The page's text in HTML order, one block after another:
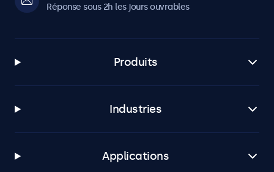
Réponse sous 2h les jours ouvrables
Produits
Industries
Applications